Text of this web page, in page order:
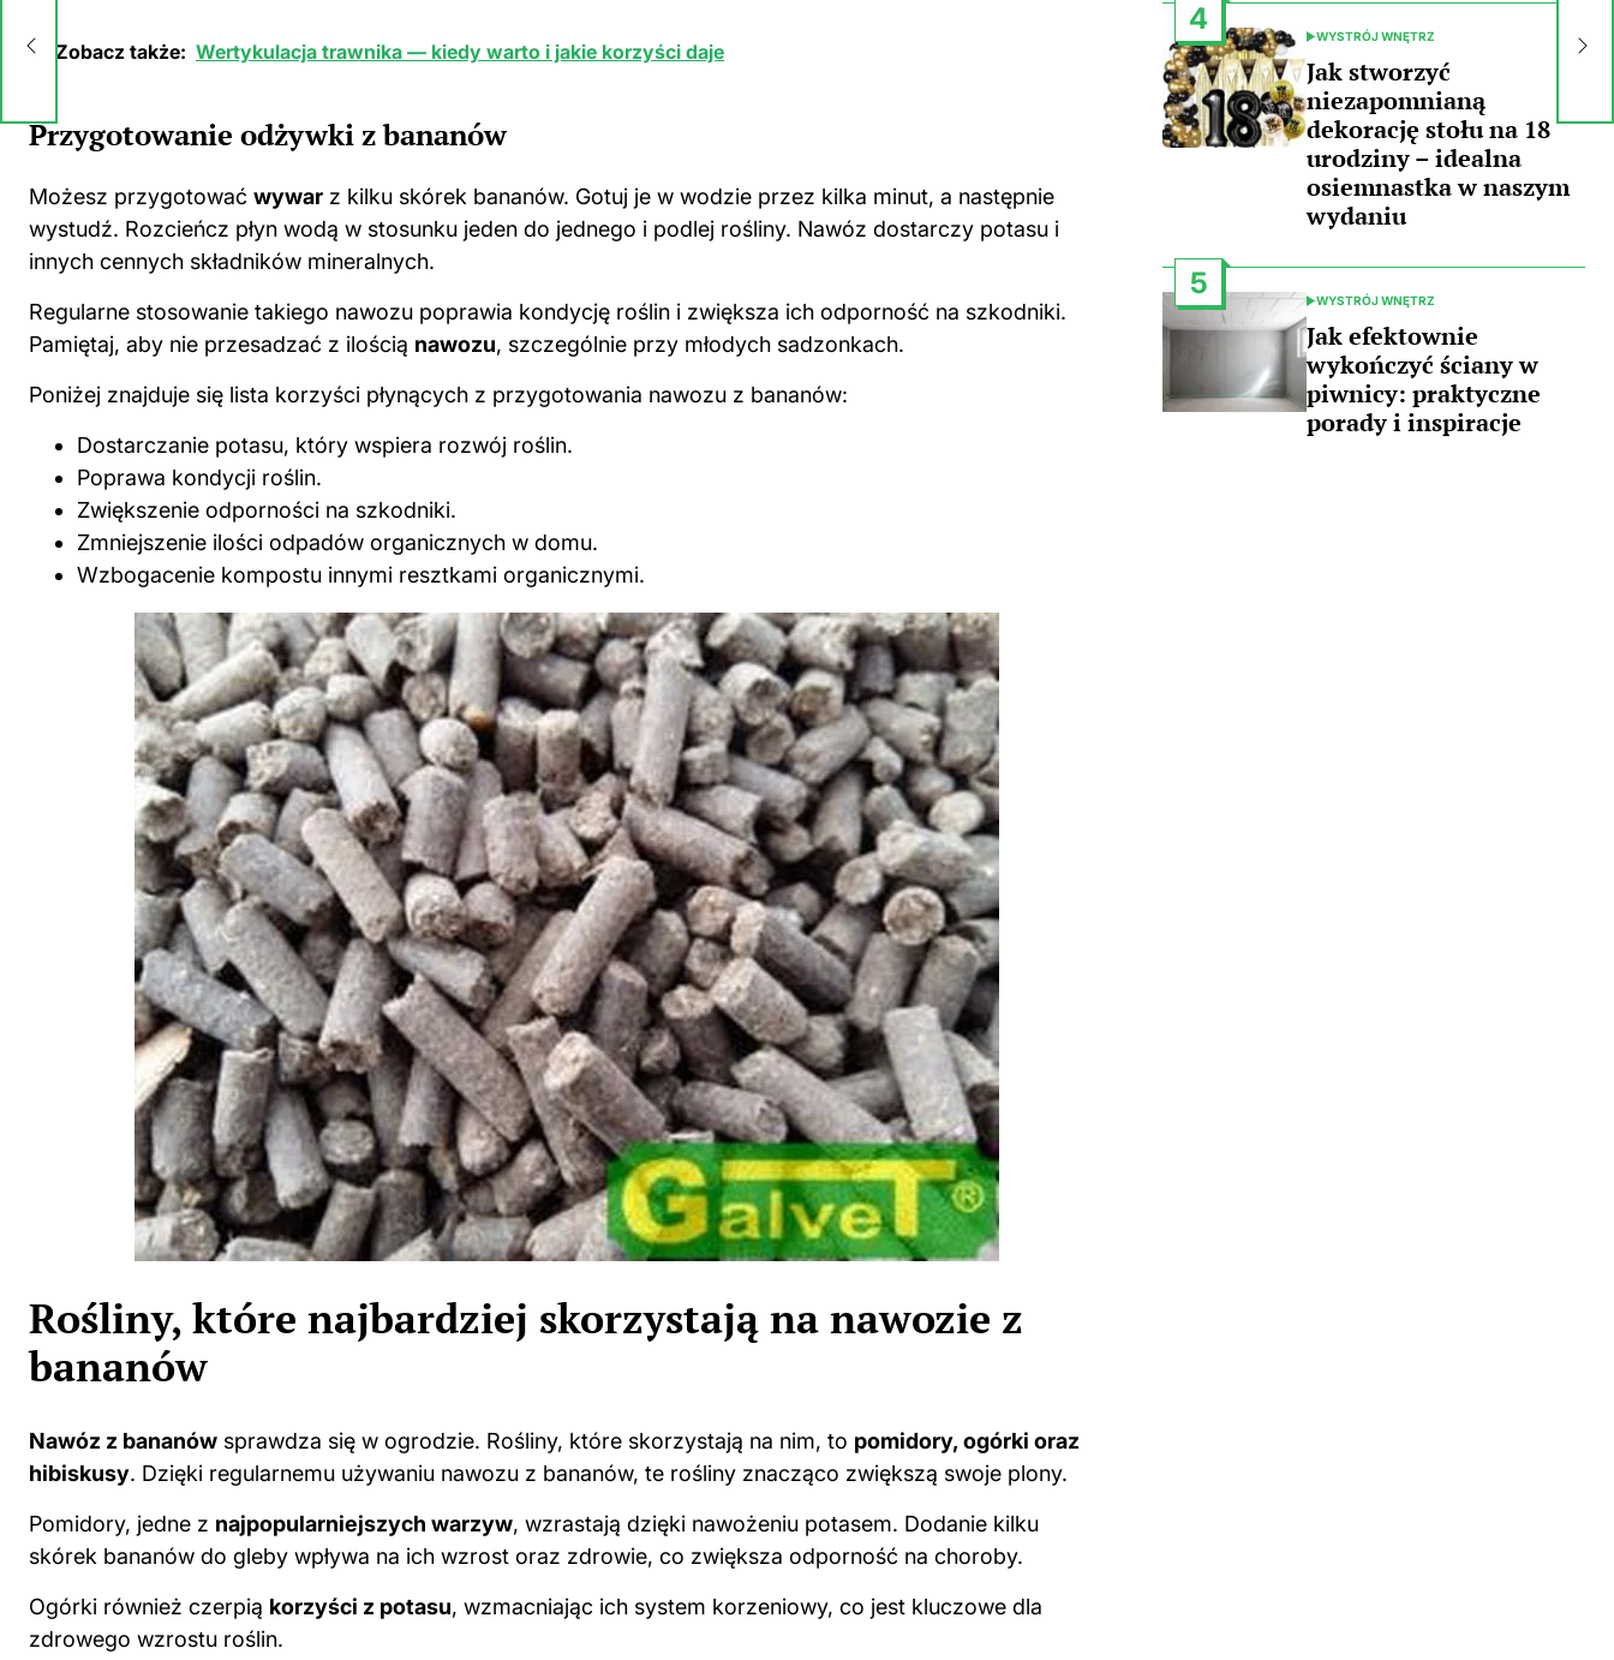
Zobacz także: Wertykulacja trawnika — kiedy warto i jakie korzyści daje
Przygotowanie odżywki z bananów
Możesz przygotować wywar z kilku skórek bananów. Gotuj je w wodzie przez kilka minut, a następnie
wystudź. Rozcieńcz płyn wodą w stosunku jeden do jednego i podlej rośliny. Nawóz dostarczy potasu i
innych cennych składników mineralnych.
Regularne stosowanie takiego nawozu poprawia kondycję roślin i zwiększa ich odporność na szkodniki.
Pamiętaj, aby nie przesadzać z ilością nawozu, szczególnie przy młodych sadzonkach.
Poniżej znajduje się lista korzyści płynących z przygotowania nawozu z bananów:
Dostarczanie potasu, który wspiera rozwój roślin.
Poprawa kondycji roślin.
Zwiększenie odporności na szkodniki.
Zmniejszenie ilości odpadów organicznych w domu.
Wzbogacenie kompostu innymi resztkami organicznymi.
Rośliny, które najbardziej skorzystają na nawozie z
bananów
Nawóz z bananów sprawdza się w ogrodzie. Rośliny, które skorzystają na nim, to pomidory, ogórki oraz
hibiskusy. Dzięki regularnemu używaniu nawozu z bananów, te rośliny znacząco zwiększą swoje plony.
Pomidory, jedne z najpopularniejszych warzyw, wzrastają dzięki nawożeniu potasem. Dodanie kilku
skórek bananów do gleby wpływa na ich wzrost oraz zdrowie, co zwiększa odporność na choroby.
Ogórki również czerpią korzyści z potasu, wzmacniając ich system korzeniowy, co jest kluczowe dla
zdrowego wzrostu roślin.
4
POSTED
IN
WYSTRÓJ WNĘTRZ
Jak stworzyć
niezapomnianą
dekorację stołu na 18
urodziny – idealna
osiemnastka w naszym
wydaniu
5
POSTED
IN
WYSTRÓJ WNĘTRZ
Jak efektownie
wykończyć ściany w
piwnicy: praktyczne
porady i inspiracje